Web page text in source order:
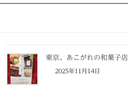
東京、あこがれの和菓子店
2025年11月14日